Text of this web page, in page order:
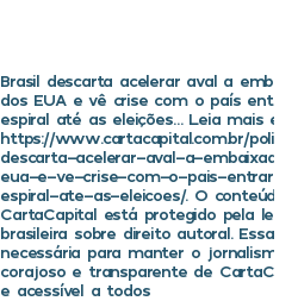
Brasil descarta acelerar aval a
dos EUA e vê crise com o país
espiral até as eleições… Leia mais em
https://www.cartacapital.com.br/
descarta-acelerar-aval-a-
eua-e-ve-crise-com-o-pais-entrar-
espiral-ate-as-eleicoes/. O conteúdo
CartaCapital está protegido pela
brasileira sobre direito autoral. Essa
necessária para manter o jornalismo
corajoso e transparente de
e acessível a todos